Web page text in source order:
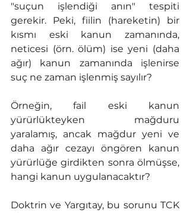
"suçun işlendiği anın" tespiti
gerekir. Peki, fiilin (hareketin) bir
kısmı eski kanun zamanında,
neticesi (örn. ölüm) ise yeni (daha
ağır) kanun zamanında işlenirse
suç ne zaman işlenmiş sayılır?
Örneğin, fail eski kanun
yürürlükteyken mağduru
yaralamış, ancak mağdur yeni ve
daha ağır cezayı öngören kanun
yürürlüğe girdikten sonra ölmüşse,
hangi kanun uygulanacaktır?
Doktrin ve Yargıtay, bu sorunu TCK